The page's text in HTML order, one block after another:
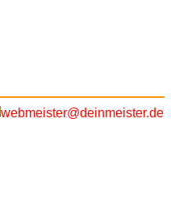
webmeister@deinmeister.de